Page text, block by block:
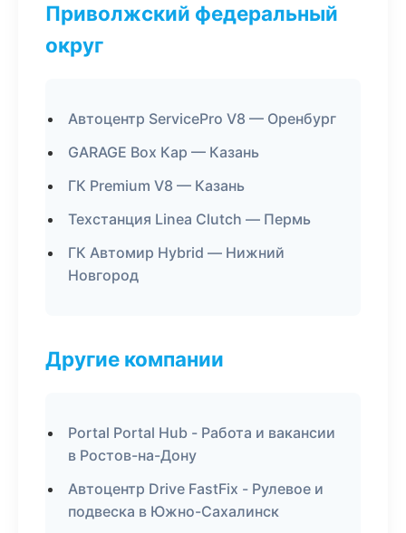
Приволжский федеральный
округ
Автоцентр ServicePro V8 — Оренбург
GARAGE Box Кар — Казань
ГК Premium V8 — Казань
Техстанция Linea Clutch — Пермь
ГК Автомир Hybrid — Нижний
Новгород
Другие компании
Portal Portal Hub - Работа и вакансии
в Ростов-на-Дону
Автоцентр Drive FastFix - Рулевое и
подвеска в Южно-Сахалинск